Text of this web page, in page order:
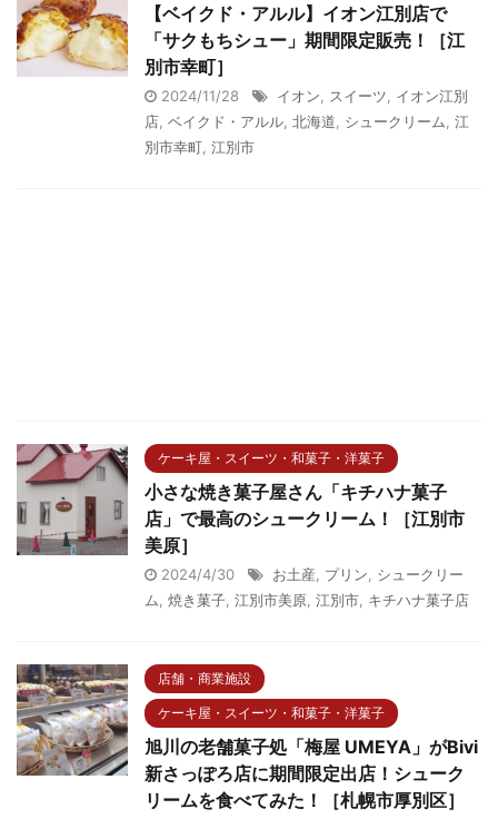
【ベイクド・アルル】イオン江別店で
「サクもちシュー」期間限定販売！［江
別市幸町］
2024/11/28 イオン, スイーツ, イオン江別
店, ベイクド・アルル, 北海道, シュークリーム, 江
別市幸町, 江別市
ケーキ屋・スイーツ・和菓子・洋菓子
小さな焼き菓子屋さん「キチハナ菓子
店」で最高のシュークリーム！［江別市
美原］
2024/4/30 お土産, プリン, シュークリー
ム, 焼き菓子, 江別市美原, 江別市, キチハナ菓子店
店舗・商業施設
ケーキ屋・スイーツ・和菓子・洋菓子
旭川の老舗菓子処「梅屋 UMEYA」がBivi
新さっぽろ店に期間限定出店！シューク
リームを食べてみた！［札幌市厚別区］